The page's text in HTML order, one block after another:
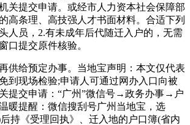
关提交申请。或经市人力资本社会保障部
高条理、高技强人才书面材料。合适下列
人员，2.有未成年后代随迁入户的，无需
口提交原件核验。
给预定办事。当地宝声明：本文仅代表
到现场检验;申请人可通过网办入口向被
提交申请：“广州”微信号→政务办事→户
暖提醒：微信搜刮号广州当地宝，选
持《受理回执》、迁入地的户口簿(省内